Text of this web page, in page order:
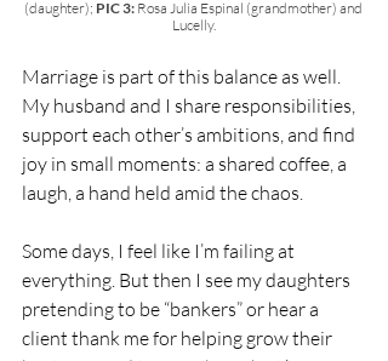
(daughter); PIC 3: Rosa Julia Espinal (grandmother) and
Lucelly.
Marriage is part of this balance as well.
My husband and I share responsibilities,
support each other’s ambitions, and find
joy in small moments: a shared coffee, a
laugh, a hand held amid the chaos.
Some days, I feel like I’m failing at
everything. But then I see my daughters
pretending to be “bankers” or hear a
client thank me for helping grow their